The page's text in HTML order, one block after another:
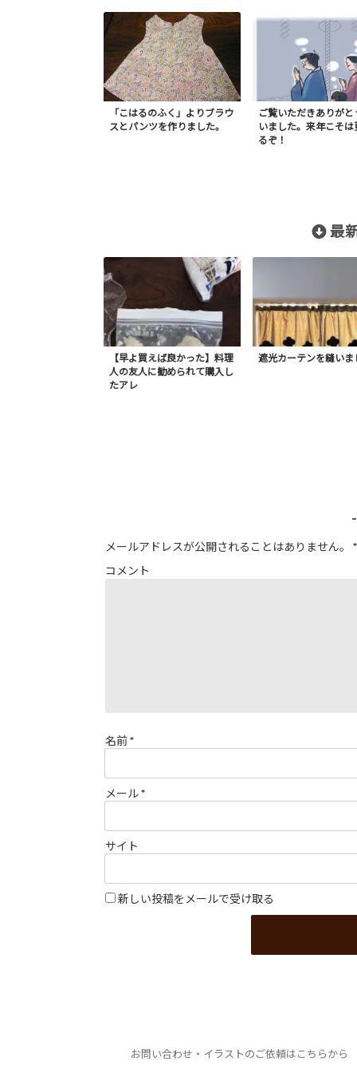
「こはるのふく」よりブラウ
スとパンツを作りました。
ご覧いただきありがと
いました。来年こそは
るぞ！
最
【早よ買えば良かった】料理
人の友人に勧められて購入し
たアレ
遮光カーテンを縫いま
メールアドレスが公開されることはありません。
*
コメント
名前*
メール*
サイト
新しい投稿をメールで受け取る
お問い合わせ・イラストのご依頼はこちらから